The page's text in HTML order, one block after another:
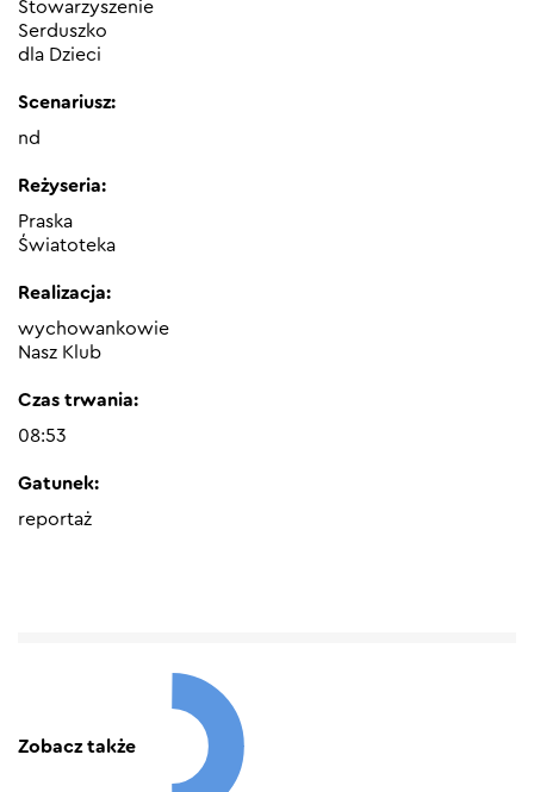
Stowarzyszenie
Serduszko
dla Dzieci
Scenariusz:
nd
Reżyseria:
Praska
Światoteka
Realizacja:
wychowankowie
Nasz Klub
Czas trwania:
08:53
Gatunek:
reportaż
Zobacz także